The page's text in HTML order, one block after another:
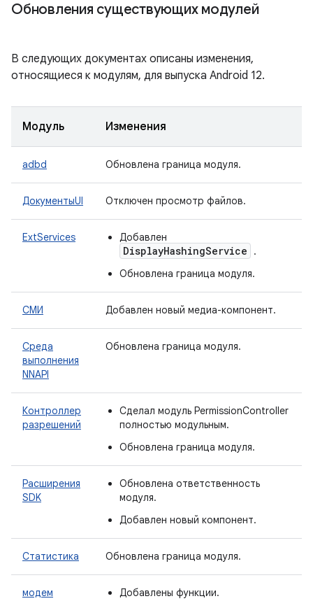
Обновления существующих модулей
В следующих документах описаны изменения,
относящиеся к модулям, для выпуска Android 12.
Модуль Изменения
adbd Обновлена ​​граница модуля.
ДокументыUI Отключен просмотр файлов.
ExtServices Добавлен
DisplayHashingService
.
Обновлена ​​граница модуля.
СМИ Добавлен новый медиа-компонент.
Среда
выполнения
NNAPI
Обновлена ​​граница модуля.
Контроллер
разрешений
Сделал модуль PermissionController
полностью модульным.
Обновлена ​​граница модуля.
Расширения
SDK
Обновлена ​​ответственность
модуля.
Добавлен новый компонент.
Статистика Обновлена ​​граница модуля.
модем
Добавлены функции.